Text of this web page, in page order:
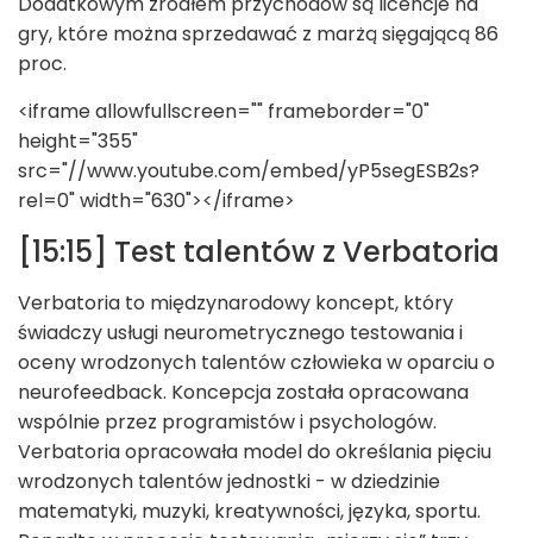
gry, które można sprzedawać z marżą sięgającą 86
proc.
<iframe allowfullscreen="" frameborder="0"
height="355"
src="//www.youtube.com/embed/yP5segESB2s?
rel=0" width="630"></iframe>
[15:15] Test talentów z Verbatoria
Verbatoria to międzynarodowy koncept, który
świadczy usługi neurometrycznego testowania i
oceny wrodzonych talentów człowieka w oparciu o
neurofeedback. Koncepcja została opracowana
wspólnie przez programistów i psychologów.
Verbatoria opracowała model do określania pięciu
wrodzonych talentów jednostki - w dziedzinie
matematyki, muzyki, kreatywności, języka, sportu.